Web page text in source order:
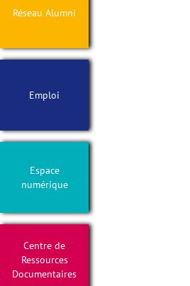
Réseau Alumni
Emploi
Espace
numérique
Centre de
Ressources
Documentaires